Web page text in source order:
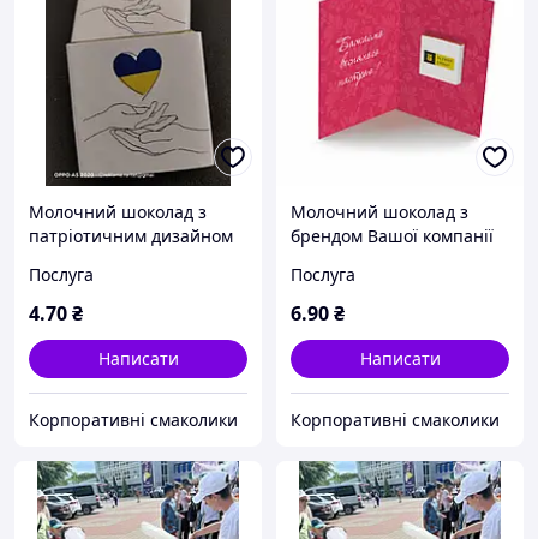
Молочний шоколад з
патріотичним дизайном
Послуга
4.70₴
Написати
Корпоративні смаколики
Молочний шоколад з
брендом Вашої компанії
Послуга
6.90₴
Написати
Корпоративні смаколики